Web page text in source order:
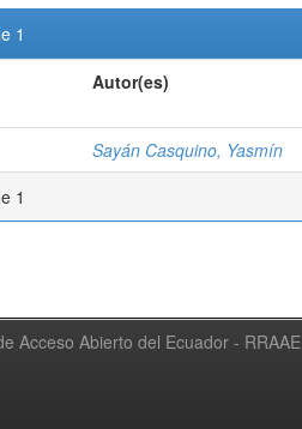
1
Autor(es)
Sayán Casquino, Yasmín
1
Acceso Abierto del Ecuador - RRAAE